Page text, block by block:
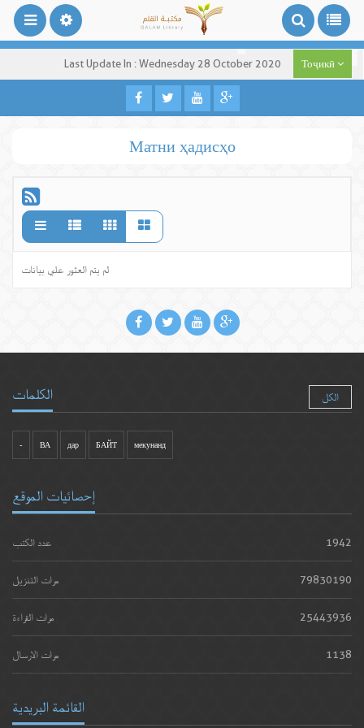
Last Update In : Wednesday 28 October 2020 Тоҷикӣ
Матни ҳадисҳо
لم يتم العثور علي بيانات
الكلمات الكل
- ВА дар БАЙТ мекунанд
إحصائيات الموقع
عدد الكتب 1942
مرات التنزيل 79830190
مرات القراءة 25443936
مرات الارسال 1138
القائمة البريدية